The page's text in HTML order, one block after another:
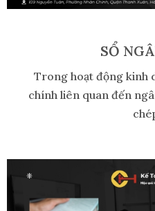
SỔ
Trong hoạt động kinh
chính liên quan đến